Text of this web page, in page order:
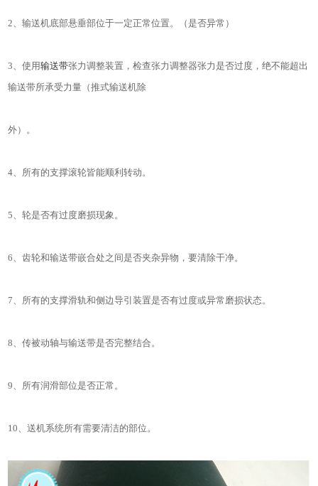
2、输送机底部悬垂部位于一定正常位置。（是否异常）
3、使用输送带张力调整装置，检查张力调整器张力是否过度，绝不能超出
输送带所承受力量（推式输送机除
外）。
4、所有的支撑滚轮皆能顺利转动。
5、轮是否有过度磨损现象。
6、齿轮和输送带嵌合处之间是否夹杂异物，要清除干净。
7、所有的支撑滑轨和侧边导引装置是否有过度或异常磨损状态。
8、传被动轴与输送带是否完整结合。
9、所有润滑部位是否正常。
10、送机系统所有需要清洁的部位。